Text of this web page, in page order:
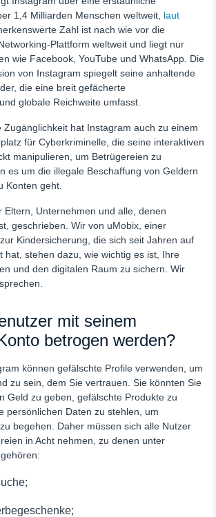
1,4 Milliarden Menschen weltweit, laut
Zahl ist nach wie vor die
Plattform weltweit und liegt nur
wie Facebook, YouTube und WhatsApp. Die
von Instagram spiegelt seine anhaltende
die eine breit gefächerte
globale Reichweite umfasst.
Zugänglichkeit hat Instagram auch zu einem
für Cyberkriminelle, die seine interaktiven
manipulieren, um Betrügereien zu
es um die illegale Beschaffung von Geldern
Konten geht.
Eltern, Unternehmen und alle, denen
geschrieben. Wir von uMobix, einer
Kindersicherung, die sich seit Jahren auf
hat, stehen dazu, wie wichtig es ist, Ihre
und den digitalen Raum zu sichern. Wir
mit seinem
betrogen werden?
können gefälschte Profile verwenden, um
zu sein, dem Sie vertrauen. Sie könnten Sie
Geld zu geben, gefälschte Produkte zu
persönlichen Daten zu stehlen, um
begehen. Daher müssen sich alle Nutzer
in Acht nehmen, zu denen unter
Betrug
von Instagram-Followern und Likes
Betrüger auf Instagram erkennt: 15
Betrug vermeidet: 10 Tipps zur
betrogen, was kann ich tun?